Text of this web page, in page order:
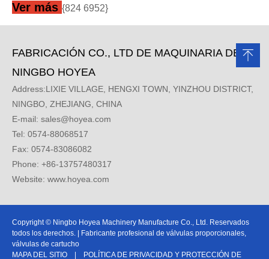
Ver más {824 6952}
FABRICACIÓN CO., LTD DE MAQUINARIA DE
NINGBO HOYEA
Address:LIXIE VILLAGE, HENGXI TOWN, YINZHOU DISTRICT,
NINGBO, ZHEJIANG, CHINA
E-mail: sales@hoyea.com
Tel: 0574-88068517
Fax: 0574-83086082
Phone: +86-13757480317
Website: www.hoyea.com
Copyright © Ningbo Hoyea Machinery Manufacture Co., Ltd. Reservados
todos los derechos. | Fabricante profesional de válvulas proporcionales,
válvulas de cartucho
MAPA DEL SITIO
POLÍTICA DE PRIVACIDAD Y PROTECCIÓN DE